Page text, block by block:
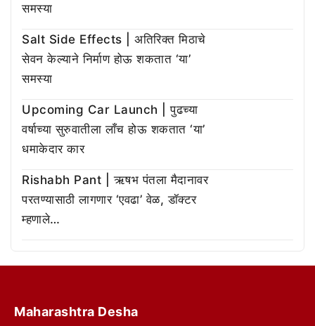
समस्या
Salt Side Effects | अतिरिक्त मिठाचे
सेवन केल्याने निर्माण होऊ शकतात ‘या’
समस्या
Upcoming Car Launch | पुढच्या
वर्षाच्या सुरुवातीला लाँच होऊ शकतात ‘या’
धमाकेदार कार
Rishabh Pant | ऋषभ पंतला मैदानावर
परतण्यासाठी लागणार ‘एवढा’ वेळ, डॉक्टर
म्हणाले…
Maharashtra Desha